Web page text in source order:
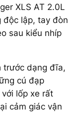
XLS AT 2.0L
lập, tay đòn
sau kiểu nhíp
trước dạng đĩa,
cú đạp
lốp xe rất
cảm giác vận